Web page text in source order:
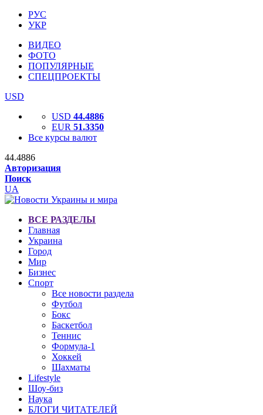
РУС
УКР
ВИДЕО
ФОТО
ПОПУЛЯРНЫЕ
СПЕЦПРОЕКТЫ
USD
USD 44.4886
EUR 51.3350
Все курсы валют
44.4886
Авторизация
Поиск
UA
ВСЕ РАЗДЕЛЫ
Главная
Украина
Город
Мир
Бизнес
Спорт
Все новости раздела
Футбол
Бокс
Баскетбол
Теннис
Формула-1
Хоккей
Шахматы
Lifestyle
Шоу-биз
Наука
БЛОГИ ЧИТАТЕЛЕЙ